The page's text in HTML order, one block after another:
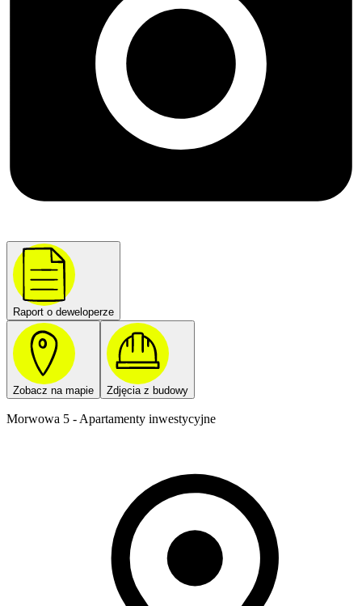
Raport o deweloperze
Zobacz na mapie Zdjęcia z budowy
Morwowa 5 - Apartamenty inwestycyjne